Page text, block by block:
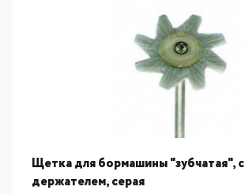
Щетка для бормашины "зубчатая", с
держателем, серая